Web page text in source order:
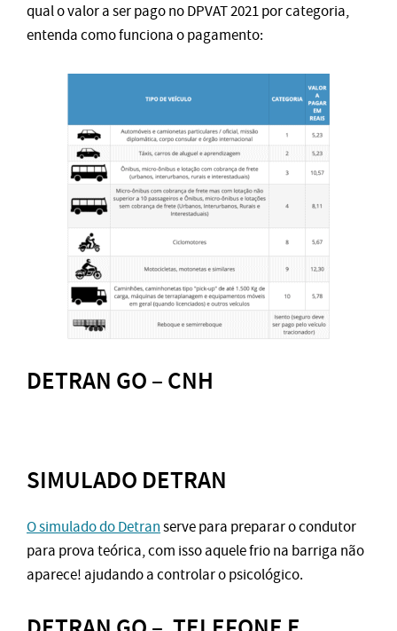
qual o valor a ser pago no DPVAT 2021 por categoria,
entenda como funciona o pagamento:
DETRAN GO – CNH
SIMULADO DETRAN
O simulado do Detranserve para preparar o condutor
para prova teórica, com isso aquele frio na barriga não
aparece! ajudando a controlar o psicológico.